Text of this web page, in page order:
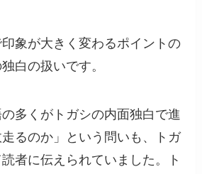
象が大きく変わるポイントの
白の扱いです。
多くがトガシの内面独白で進
るのか」という問いも、トガ
者に伝えられていました。ト